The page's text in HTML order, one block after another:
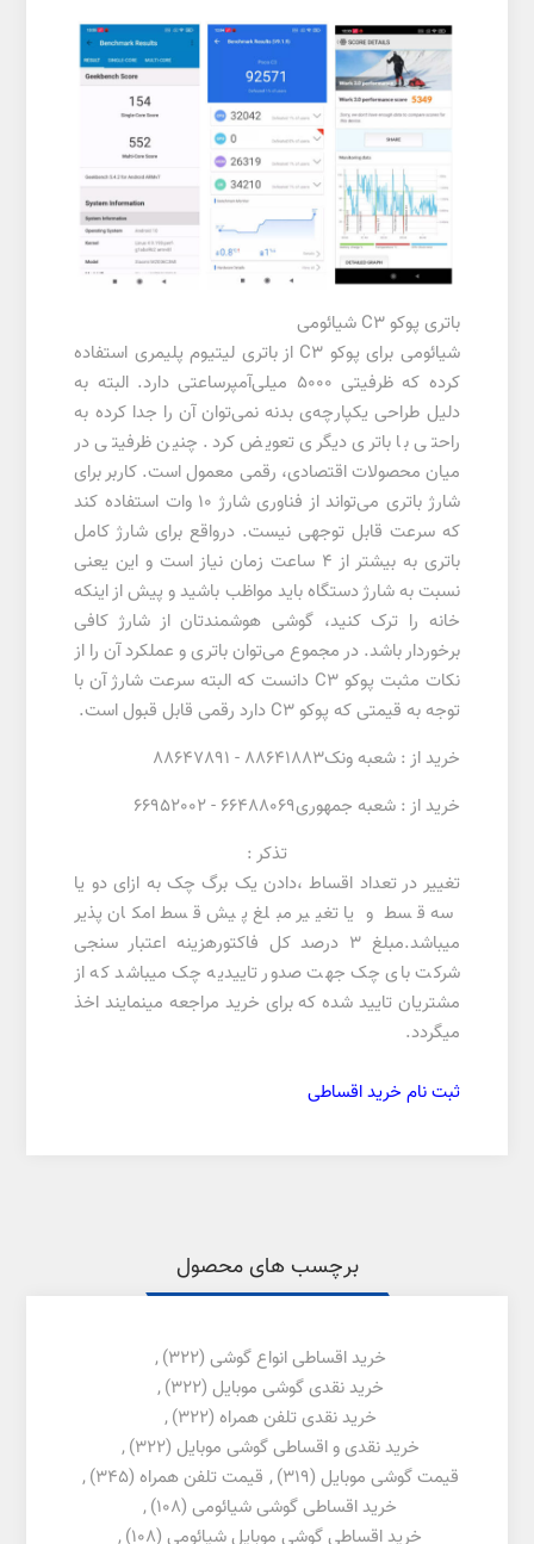
باتری پوکو C3 شیائومی
شیائومی برای پوکو C3 از باتری لیتیوم پلیمری استفاده
کرده که ظرفیتی ۵۰۰۰ میلی‌آمپرساعتی دارد. البته به
دلیل طراحی یکپارچه‌ی بدنه نمی‌توان آن را جدا کرده به
راحتی با باتری دیگری تعویض کرد. چنین ظرفیتی در
میان محصولات اقتصادی، رقمی معمول است. کاربر برای
شارژ باتری می‌تواند از فناوری شارژ ۱۰ وات استفاده کند
که سرعت قابل توجهی نیست. درواقع برای شارژ کامل
باتری به بیشتر از ۴ ساعت زمان نیاز است و این یعنی
نسبت به شارژ دستگاه باید مواظب باشید و پیش از اینکه
خانه را ترک کنید، گوشی هوشمندتان از شارژ کافی
برخوردار باشد. در مجموع می‌توان باتری و عملکرد آن را از
نکات مثبت پوکو C3 دانست که البته سرعت شارژ آن با
توجه به قیمتی که پوکو C3 دارد رقمی قابل قبول است.
خرید از : شعبه ونک88641883 - 88647891
خرید از : شعبه جمهوری66488069 - 66952002
تذکر :
تغییر در تعداد اقساط ،دادن یک برگ چک به ازای دو یا
سه قسط و یا تغییر مبلغ پیش قسط امکان پذیر
میباشد.مبلغ 3 درصد کل فاکتورهزینه اعتبار سنجی
شرکت بای چک جهت صدور تاییدیه چک میباشد که از
مشتریان تایید شده که برای خرید مراجعه مینمایند اخذ
میگردد.
ثبت نام خرید اقساطی
برچسب های محصول
خرید اقساطی انواع گوشی (322)
,
خرید نقدی گوشی موبایل (322)
,
خرید نقدی تلفن همراه (322)
,
خرید نقدی و اقساطی گوشی موبایل (322)
,
قیمت گوشی موبایل (319)
, قیمت تلفن همراه (345)
,
خرید اقساطی گوشی شیائومی (108)
,
خرید اقساطی گوشی موبایل شیائومی (108)
,